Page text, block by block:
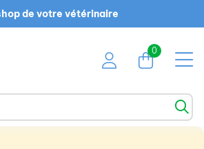
de votre vétérinaire
0